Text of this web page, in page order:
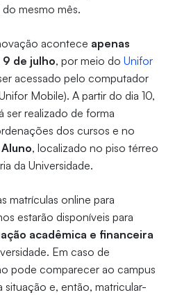
do mesmo mês.
acontece apenas
de julho, por meio do Unifor
acessado pelo computador
Mobile). A partir do dia 10,
ser realizado de forma
dos cursos e no
, localizado no piso térreo
da Universidade.
matrículas online para
estarão disponíveis para
acadêmica e financeira
Em caso de
pode comparecer ao campus
situação e, então, matricular-